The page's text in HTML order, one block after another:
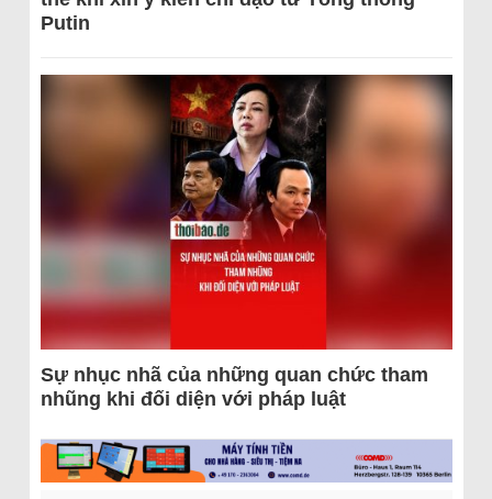
Putin
Sự nhục nhã của những quan chức tham
nhũng khi đối diện với pháp luật